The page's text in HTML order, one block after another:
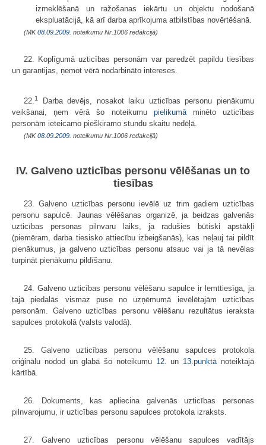
izmeklēšanā un ražošanas iekārtu un objektu nodošanā
ekspluatācijā, kā arī darba aprīkojuma atbilstības novērtēšanā.
(MK08.09.2009. noteikumu Nr.1006 redakcijā)
22. Koplīgumā uzticības personām var paredzēt papildu tiesības
un garantijas, ņemot vērā nodarbināto intereses.
22.1
Darba devējs, nosakot laiku uzticības personu pienākumu
veikšanai, ņem vērā šo noteikumu pielikumāminēto uzticības
personām ieteicamo piešķiramo stundu skaitu nedēļā.
(MK08.09.2009. noteikumu Nr.1006 redakcijā)
IV. Galveno uzticības personu vēlēšanas un to
tiesības
23. Galveno uzticības personu ievēlē uz trim gadiem uzticības
personu sapulcē. Jaunas vēlēšanas organizē, ja beidzas galvenās
uzticības personas pilnvaru laiks, ja radušies būtiski apstākļi
(piemēram, darba tiesisko attiecību izbeigšanās), kas neļauj tai pildīt
pienākumus, ja galveno uzticības personu atsauc vai ja tā nevēlas
turpināt pienākumu pildīšanu.
24. Galveno uzticības personu vēlēšanu sapulce ir lemttiesīga, ja
tajā piedalās vismaz puse no uzņēmumā ievēlētajām uzticības
personām. Galveno uzticības personu vēlēšanu rezultātus ieraksta
sapulces protokolā (valsts valodā).
25. Galveno uzticības personu vēlēšanu sapulces protokola
oriģinālu nodod un glabā šo noteikumu 12.un 13.punktā noteiktajā
kārtībā.
26. Dokuments, kas apliecina galvenās uzticības personas
pilnvarojumu, ir uzticības personu sapulces protokola izraksts.
27. Galveno uzticības personu vēlēšanu sapulces vadītājs